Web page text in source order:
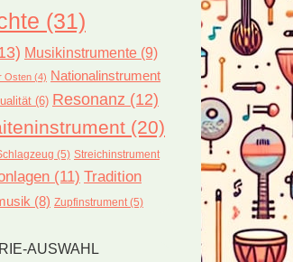
(31)
Musikinstrumente (9)
Osten (4) Nationalinstrument
(6) Resonanz (12)
(20)
(5) Streichinstrument
(11) Tradition
(8) Zupfinstrument(5)
AUSWAHL